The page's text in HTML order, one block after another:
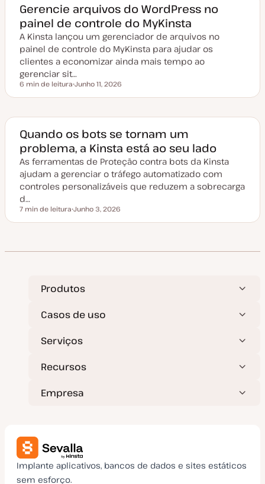
e
a
u
a
i
z
a
ç
ã
Gerencie arquivos do WordPress no
painel de controle do MyKinsta
A Kinsta lançou um gerenciador de arquivos no
painel de controle do MyKinsta para ajudar os
clientes a economizar ainda mais tempo ao
gerenciar sit…
Tempo de leitura
6 min de leitura
a
a
e
a
t
u
a
i
z
a
ã
Junho 11, 2026
Quando os bots se tornam um
problema, a Kinsta está ao seu lado
As ferramentas de Proteção contra bots da Kinsta
ajudam a gerenciar o tráfego automatizado com
controles personalizáveis que reduzem a sobrecarga
d…
Tempo de leitura
7 min de leitura
a
a
l
a
o
Junho 3, 2026
Produtos
Casos de uso
Serviços
Recursos
Empresa
Implante aplicativos, bancos de dados e sites estáticos
sem esforço.